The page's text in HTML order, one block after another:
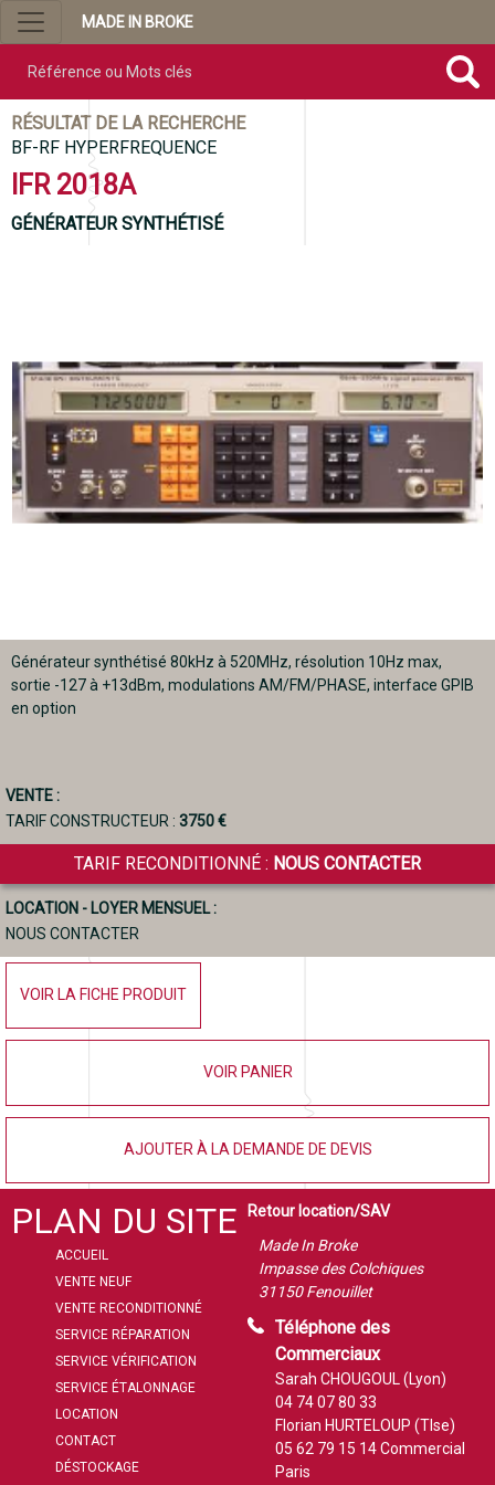
MADE IN BROKE
RÉSULTAT DE LA RECHERCHE
BF-RF HYPERFREQUENCE
IFR 2018A
GÉNÉRATEUR SYNTHÉTISÉ
Générateur synthétisé 80kHz à 520MHz, résolution 10Hz max,
sortie -127 à +13dBm, modulations AM/FM/PHASE, interface GPIB
en option
VENTE :
TARIF CONSTRUCTEUR : 3750 €
TARIF RECONDITIONNÉ : NOUS CONTACTER
LOCATION - LOYER MENSUEL :
NOUS CONTACTER
VOIR LA FICHE PRODUIT
VOIR PANIER
AJOUTER À LA DEMANDE DE DEVIS
PLAN DU SITE
ACCUEIL
VENTE NEUF
VENTE RECONDITIONNÉ
SERVICE RÉPARATION
SERVICE VÉRIFICATION
SERVICE ÉTALONNAGE
LOCATION
CONTACT
DÉSTOCKAGE
Retour location/SAV
Made In Broke
Impasse des Colchiques
31150 Fenouillet
Téléphone des
Commerciaux
Sarah CHOUGOUL (Lyon)
04 74 07 80 33
Florian HURTELOUP (Tlse)
05 62 79 15 14Commercial
Paris